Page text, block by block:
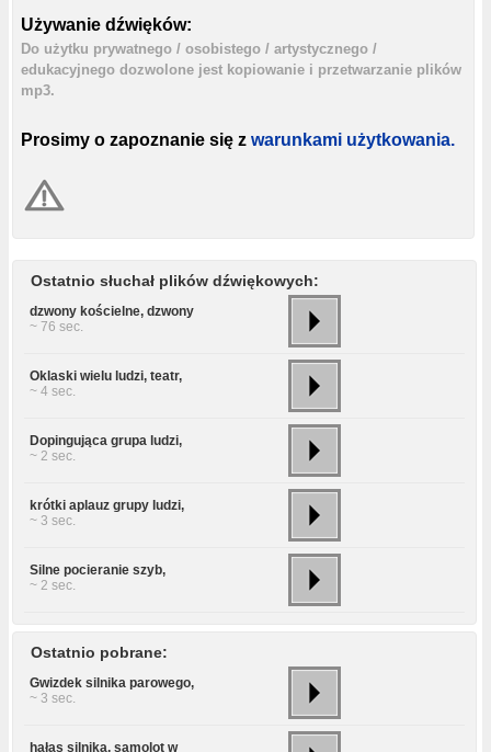
Używanie dźwięków:
Do użytku prywatnego / osobistego / artystycznego /
edukacyjnego dozwolone jest kopiowanie i przetwarzanie plików
mp3.
Prosimy o zapoznanie się z warunkami użytkowania.
Ostatnio słuchał plików dźwiękowych:
dzwony kościelne, dzwony
~ 76 sec.
Oklaski wielu ludzi, teatr,
~ 4 sec.
Dopingująca grupa ludzi,
~ 2 sec.
krótki aplauz grupy ludzi,
~ 3 sec.
Silne pocieranie szyb,
~ 2 sec.
Ostatnio pobrane:
Gwizdek silnika parowego,
~ 3 sec.
hałas silnika, samolot w